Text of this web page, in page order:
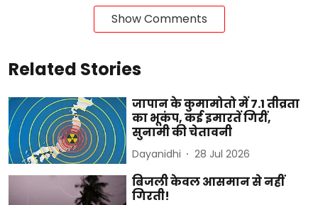
Show Comments
Related Stories
जापान के कुमामोतो में 7.1 तीव्रता
का भूकंप, कई इमारतें गिरीं,
सुनामी की चेतावनी
Dayanidhi 28 Jul 2026
बिजली केवल आसमान से नहीं
गिरती!